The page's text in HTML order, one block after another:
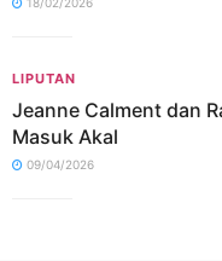
LIPUTAN
Jeanne Calment dan
Masuk Akal
09/04/2026